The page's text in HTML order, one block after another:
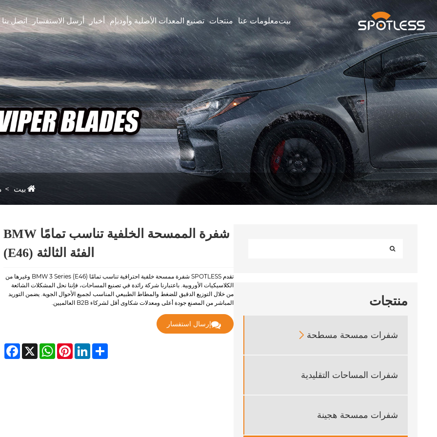
بيتمعلومات عنا منتجات تصنيع المعدات الأصلية وأوديإم أخبار أرسل الاستفسار اتصل بنا
بيت
منتجات
شفرات ممسحة مسطحة 
شفرات المساحات التقليدية
شفرات ممسحة هجينة
شفرة الممسحة الخلفية تناسب تمامًا BMW
الفئة الثالثة (E46)
تقدم SPOTLESS شفرة ممسحة خلفية احترافية تناسب تمامًا BMW 3 Series (E46) وغيرها من
الكلاسيكيات الأوروبية. باعتبارنا شركة رائدة في تصنيع المساحات، فإننا نحل المشكلات الشائعة
من خلال التوزيع الدقيق للضغط والمطاط الطبيعي المناسب لجميع الأحوال الجوية. يضمن التوريد
المباشر من المصنع جودة أعلى ومعدلات شكاوى أقل لشركاء B2B العالميين.
إرسال استفسار
X
WhatsAppPinterestLinkedIn Share